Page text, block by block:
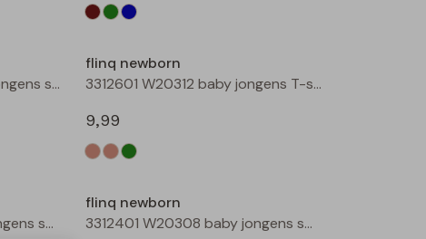
3312400 W20305 baby jongens sweater Groen mos
flinq newborn
3312601 W20312 baby jongens T-shirt lm Ecru melee
9,99
3312401 W20308 baby jongens sweater Ecru melee
flinq newborn
3312401 W20308 baby jongens sweater Bruin